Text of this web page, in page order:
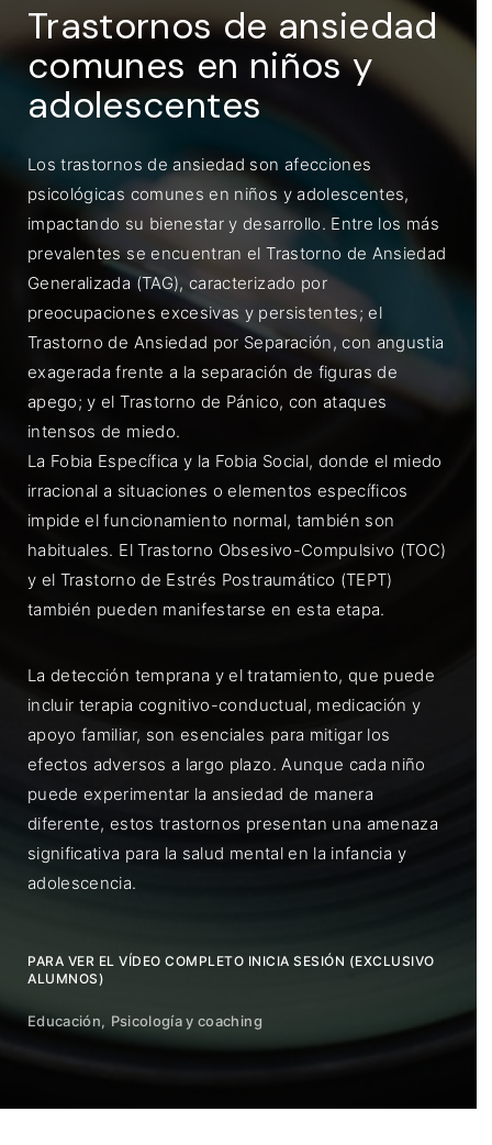
Trastornos de ansiedad
comunes en niños y
adolescentes
Los trastornos de ansiedad son afecciones
psicológicas comunes en niños y adolescentes,
impactando su bienestar y desarrollo. Entre los más
prevalentes se encuentran el Trastorno de Ansiedad
Generalizada (TAG), caracterizado por
preocupaciones excesivas y persistentes; el
Trastorno de Ansiedad por Separación, con angustia
exagerada frente a la separación de figuras de
apego; y el Trastorno de Pánico, con ataques
intensos de miedo.
La Fobia Específica y la Fobia Social, donde el miedo
irracional a situaciones o elementos específicos
impide el funcionamiento normal, también son
habituales. El Trastorno Obsesivo-Compulsivo (TOC)
y el Trastorno de Estrés Postraumático (TEPT)
también pueden manifestarse en esta etapa.
La detección temprana y el tratamiento, que puede
incluir terapia cognitivo-conductual, medicación y
apoyo familiar, son esenciales para mitigar los
efectos adversos a largo plazo. Aunque cada niño
puede experimentar la ansiedad de manera
diferente, estos trastornos presentan una amenaza
significativa para la salud mental en la infancia y
adolescencia.
PARA VER EL VÍDEO COMPLETO INICIA SESIÓN (EXCLUSIVO
ALUMNOS)
Educación Psicología y coaching